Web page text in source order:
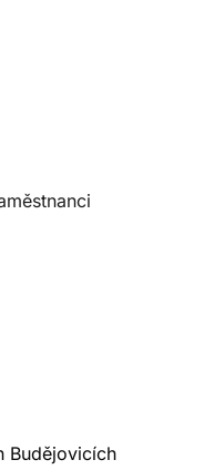
Budějovicích